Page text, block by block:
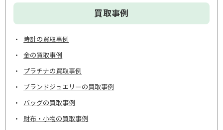
買取事例
時計の買取事例
金の買取事例
プラチナの買取事例
ブランドジュエリーの買取事例
バッグの買取事例
財布・小物の買取事例